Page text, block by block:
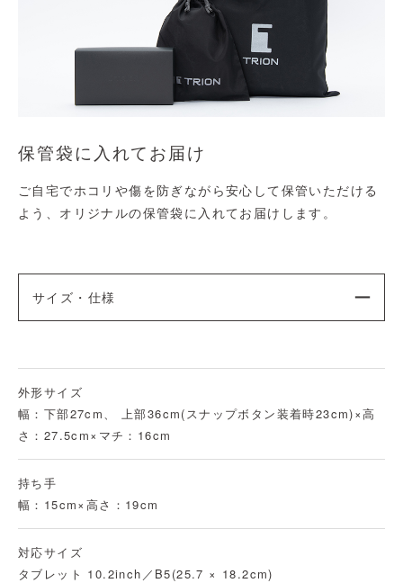
保管袋に入れてお届け
ご自宅でホコリや傷を防ぎながら安心して保管いただける
よう、オリジナルの保管袋に入れてお届けします。
サイズ・仕様
外形サイズ
幅：下部27cm、 上部36cm(スナップボタン装着時23cm)×高
さ：27.5cm×マチ：16cm
持ち手
幅：15cm×高さ：19cm
対応サイズ
タブレット 10.2inch／B5(25.7 × 18.2cm)